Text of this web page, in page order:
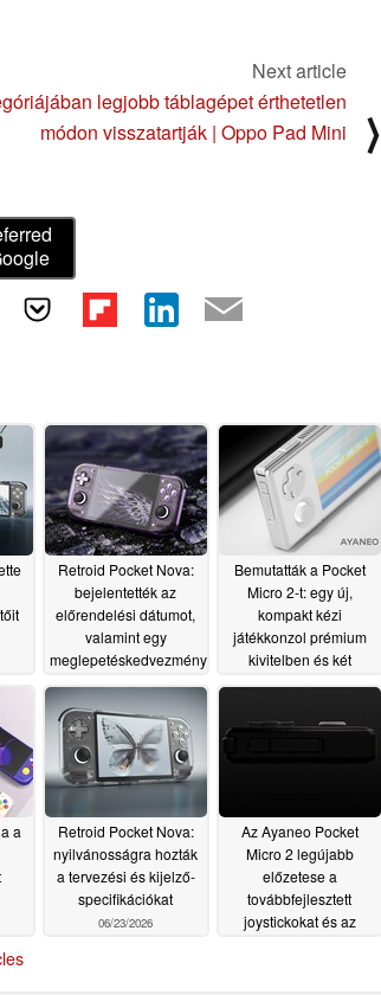
Next article
legjobb táblagépet érthetetlen
módon visszatartják | Oppo Pad Mini
⟩
Retroid Pocket Nova:
bejelentették az
előrendelési dátumot,
valamint egy
meglepetéskedvezményt
tulajdonosok számára
06/26/2026
Bemutatták a Pocket
Micro 2-t: egy új,
kompakt kézi
játékkonzol prémium
kivitelben és két
06/25/2026
a
Retroid Pocket Nova:
nyilvánosságra hozták
a tervezési és kijelző-
specifikációkat
06/23/2026
Az Ayaneo Pocket
Micro 2 legújabb
előzetese a
továbbfejlesztett
joystickokat és az